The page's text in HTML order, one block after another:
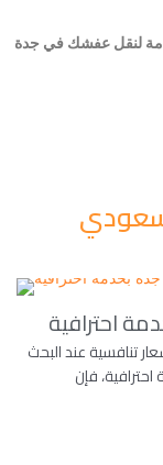
احترافية
تنافسية عند البحث